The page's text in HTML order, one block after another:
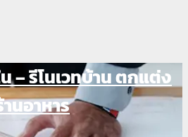
– รีโนเวทบ้าน ตกแต่ง
นอาหาร